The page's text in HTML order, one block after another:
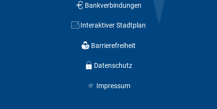
Bankverbindungen
Interaktiver Stadtplan
Barrierefreiheit
Datenschutz
Impressum